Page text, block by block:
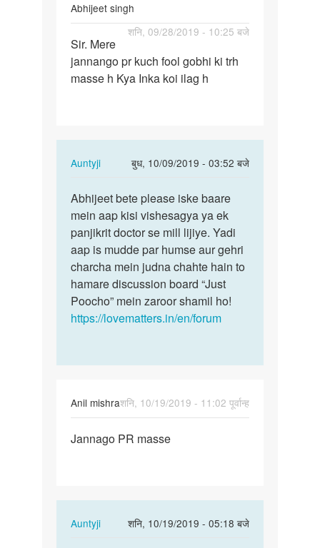
Abhijeet singh
शनि, 09/28/2019 - 10:25 बजे
Sir.
Mere
jannango
Sir. Mere
jannango pr kuch fool gobhi ki trh
masse h Kya Inka koi ilag h
Auntyji
बुध, 10/09/2019 - 03:52 बजे
In
to
Sir.
Mere
jannango
pr
kuch…
by
Abhijeet
Abhijeet
bete
please
iske…
Abhijeet bete please iske baare
mein aap kisi vishesagya ya ek
panjikrit doctor se mill lijiye. Yadi
aap is mudde par humse aur gehri
charcha mein judna chahte hain to
hamare discussion board “Just
Poocho” mein zaroor shamil ho!
https://lovematters.in/en/forum
Anil mishraशनि, 10/19/2019 - 11:02 पूर्वान्ह
Jannago
Jannago PR masse
Auntyji
शनि, 10/19/2019 - 05:18 बजे
In